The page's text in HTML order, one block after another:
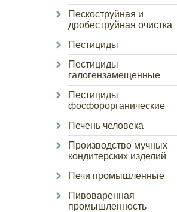
Пескоструйная и
дробеструйная очистка
Пестициды
Пестициды
галогензамещенные
Пестициды
фосфорорганические
Печень человека
Производство мучных
кондитерских изделий
Печи промышленные
Пивоваренная
промышленность